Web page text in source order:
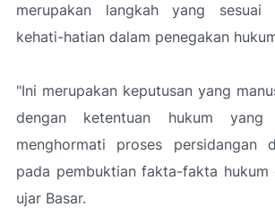
merupakan langkah yang sesuai
kehati-hatian dalam penegakan
"Ini merupakan keputusan yang
dengan ketentuan hukum yang
menghormati proses persidangan
pada pembuktian fakta-fakta hukum
ujar Basar.